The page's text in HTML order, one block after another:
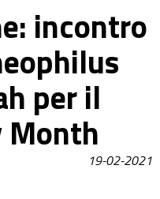
incontro
per il
Month
19-02-2021